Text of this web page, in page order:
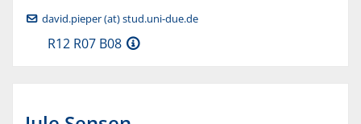
david.pieper (at) stud.uni-due.de
R12 R07 B08